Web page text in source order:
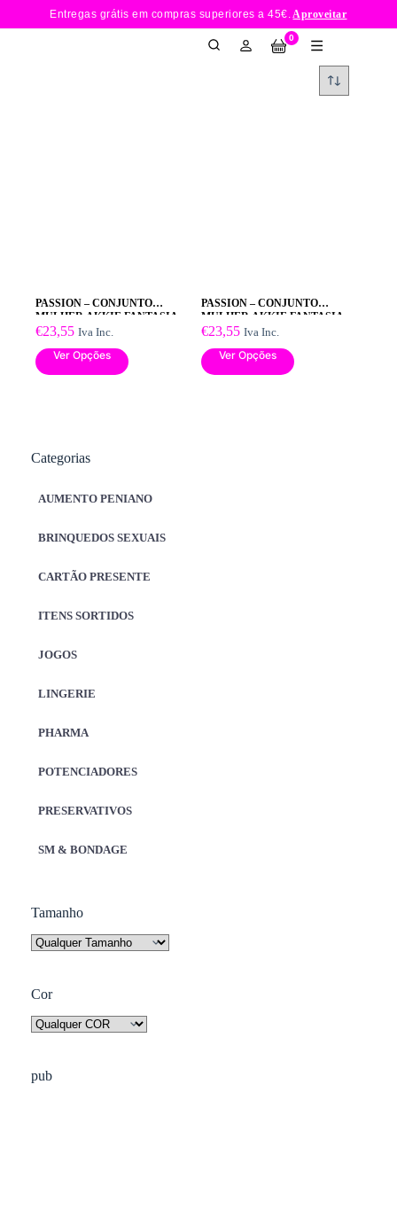
Entregas grátis em compras superiores a45€.Aproveitar
0
PASSION – CONJUNTO
MULHER AKKIE FANTASIA
DE ENFERMEIRA S/M
€23,55 Iva Inc.
Ver Opções
PASSION – CONJUNTO
MULHER AKKIE FANTASIA
DE ENFERMEIRA S/M
€23,55 Iva Inc.
Ver Opções
Categorias
AUMENTO PENIANO
BRINQUEDOS SEXUAIS
CARTÃO PRESENTE
ITENS SORTIDOS
JOGOS
LINGERIE
PHARMA
POTENCIADORES
PRESERVATIVOS
SM & BONDAGE
Tamanho
Cor
pub